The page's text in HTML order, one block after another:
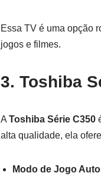
Essa TV é uma opção
jogos e filmes.
3. Toshiba
A Toshiba Série C350
alta qualidade, ela
Modo de Jogo